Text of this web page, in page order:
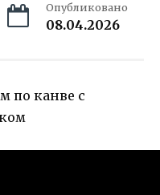
Опубликовано
08.04.2026